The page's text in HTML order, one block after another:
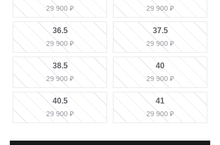
29 900 ₽ 29 900 ₽
36.5
29 900 ₽
37.5
29 900 ₽
38.5
29 900 ₽
40
29 900 ₽
40.5
29 900 ₽
41
29 900 ₽